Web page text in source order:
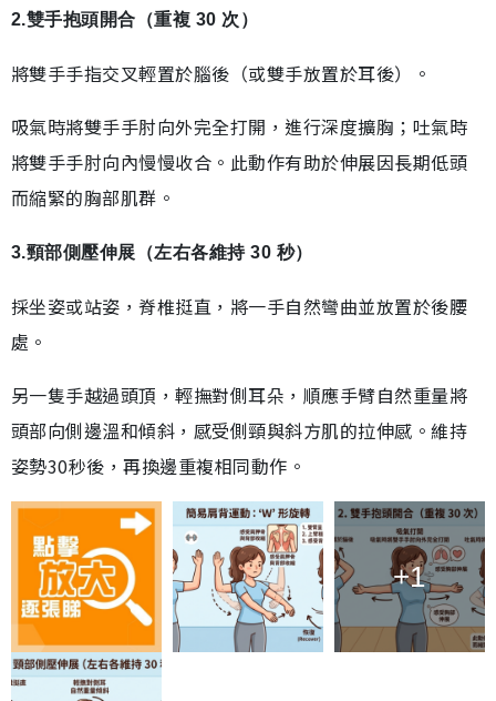
2.雙手抱頭開合（重複 30 次）
將雙手手指交叉輕置於腦後（或雙手放置於耳後）。
吸氣時將雙手手肘向外完全打開，進行深度擴胸；吐氣時
將雙手手肘向內慢慢收合。此動作有助於伸展因長期低頭
而縮緊的胸部肌群。
3.頸部側壓伸展（左右各維持 30 秒）
採坐姿或站姿，脊椎挺直，將一手自然彎曲並放置於後腰
處。
另一隻手越過頭頂，輕撫對側耳朵，順應手臂自然重量將
頭部向側邊溫和傾斜，感受側頸與斜方肌的拉伸感。維持
姿勢30秒後，再換邊重複相同動作。
+1